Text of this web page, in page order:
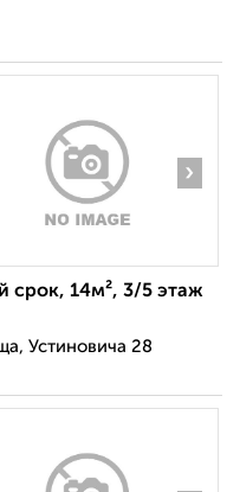
›
срок, 14м², 3/5 этаж
Устиновича 28